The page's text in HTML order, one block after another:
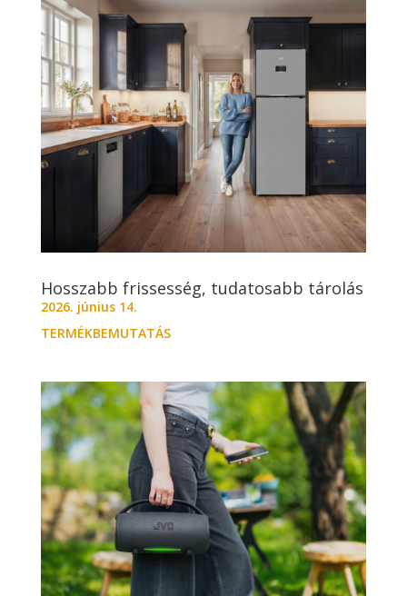
Hosszabb frissesség, tudatosabb tárolás
2026. június 14.
TERMÉKBEMUTATÁS